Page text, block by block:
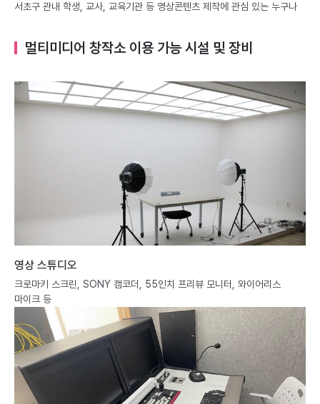
서초구 관내 학생, 교사, 교육기관 등 영상콘텐츠 제작에 관심 있는 누구나
멀티미디어 창작소 이용 가능 시설 및 장비
영상 스튜디오
크로마키 스크린, SONY 캠코더, 55인치 프리뷰 모니터, 와이어리스
마이크 등